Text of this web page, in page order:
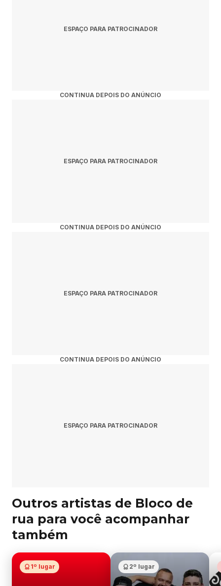
ESPAÇO PARA PATROCINADOR
CONTINUA DEPOIS DO ANÚNCIO
ESPAÇO PARA PATROCINADOR
CONTINUA DEPOIS DO ANÚNCIO
ESPAÇO PARA PATROCINADOR
CONTINUA DEPOIS DO ANÚNCIO
ESPAÇO PARA PATROCINADOR
Outros artistas de Bloco de
rua para você acompanhar
também
1º lugar 2º lugar